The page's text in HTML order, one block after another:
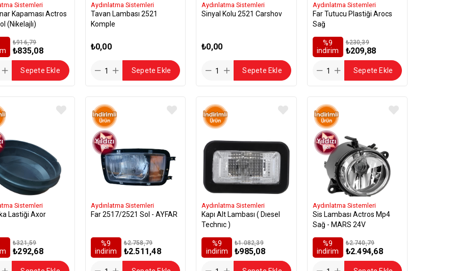
Sistemleri
Kapaması Actros
(Nikelajlı)
₺835,08
₺916,79
Sepete Ekle
Aydınlatma Sistemleri
Tavan Lambası 2521
Komple
₺0,00
Sepete Ekle
Aydınlatma Sistemleri
Sinyal Kolu 2521 Carshov
₺0,00
Sepete Ekle
Aydınlatma Sistemleri
Far Tutucu Plastiği Arocs
Sağ
%9
i̇ndirim
₺209,88
₺230,39
Sepete Ekle
Sistemleri
Lastiği Axor
₺292,68
₺321,59
Aydınlatma Sistemleri
Far 2517/2521 Sol - AYFAR
%9
i̇ndirim
₺2.511,48
₺2.758,79
Aydınlatma Sistemleri
Kapı Alt Lambası ( Dıesel
Technıc )
%9
i̇ndirim
₺985,08
₺1.082,39
Aydınlatma Sistemleri
Sis Lambası Actros Mp4
Sağ - MARS 24V
%9
i̇ndirim
₺2.494,68
₺2.740,79